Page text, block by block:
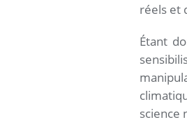
réels et
Étant
science